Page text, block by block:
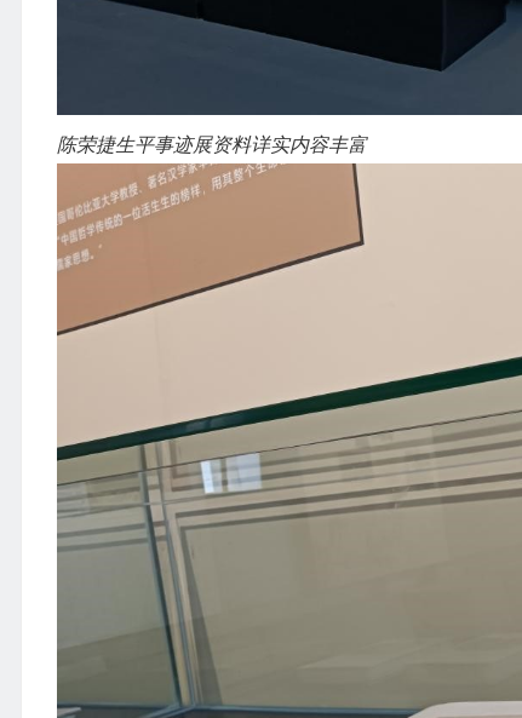
陈荣捷生平事迹展资料详实内容丰富